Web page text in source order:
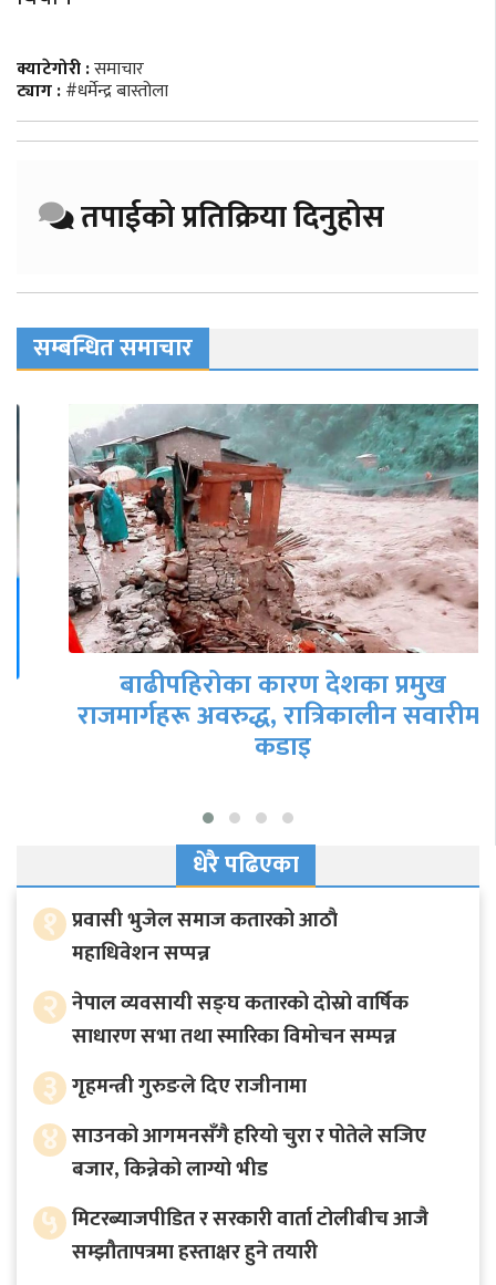
क्याटेगोरी :समाचार
ट्याग :#धर्मेन्द्र बास्तोला
तपाईको प्रतिक्रिया दिनुहोस
सम्बन्धित समाचार
बाढीपहिरोका कारण देशका प्रमुख
राजमार्गहरू अवरुद्ध, रात्रिकालीन सवारीमा
कडाइ
धेरै पढिएका
१ प्रवासी भुजेल समाज कतारको आठाै
महाधिवेशन सप्पन्न
२ नेपाल व्यवसायी सङ्घ कतारको दोस्रो वार्षिक
साधारण सभा तथा स्मारिका विमोचन सम्पन्न
३ गृहमन्त्री गुरुङले दिए राजीनामा
४ साउनको आगमनसँगै हरियो चुरा र पोतेले सजिए
बजार, किन्नेको लाग्यो भीड
५ मिटरब्याजपीडित र सरकारी वार्ता टोलीबीच आजै
सम्झौतापत्रमा हस्ताक्षर हुने तयारी